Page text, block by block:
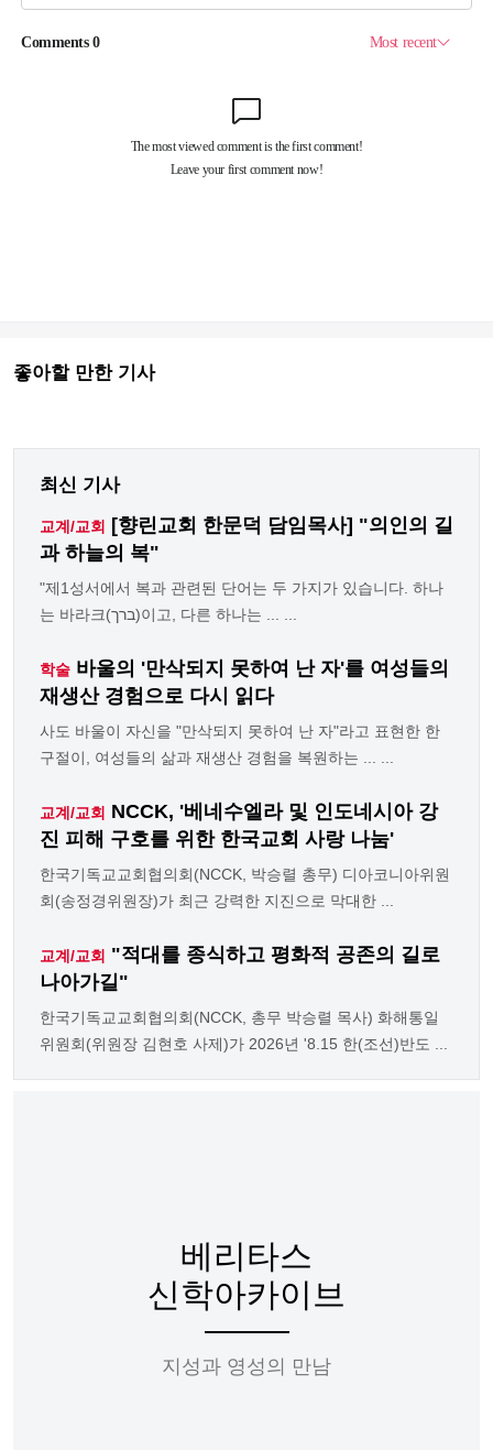
좋아할 만한 기사
최신 기사
교계/교회 [향린교회 한문덕 담임목사] "의인의 길
과 하늘의 복"
"제1성서에서 복과 관련된 단어는 두 가지가 있습니다. 하나
는 바라크(ברך)이고, 다른 하나는 ... ...
학술 바울의 '만삭되지 못하여 난 자'를 여성들의
재생산 경험으로 다시 읽다
사도 바울이 자신을 "만삭되지 못하여 난 자"라고 표현한 한
구절이, 여성들의 삶과 재생산 경험을 복원하는 ... ...
교계/교회 NCCK, '베네수엘라 및 인도네시아 강
진 피해 구호를 위한 한국교회 사랑 나눔'
한국기독교교회협의회(NCCK, 박승렬 총무) 디아코니아위원
회(송정경위원장)가 최근 강력한 지진으로 막대한 ...
교계/교회 "적대를 종식하고 평화적 공존의 길로
나아가길"
한국기독교교회협의회(NCCK, 총무 박승렬 목사) 화해통일
위원회(위원장 김현호 사제)가 2026년 '8.15 한(조선)반도 ...
베리타스
신학아카이브
지성과 영성의 만남